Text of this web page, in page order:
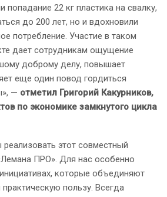
попадание 22 кг пластика на свалку,
до 200 лет, но и вдохновили
потребление. Участие в таком
дает сотрудникам ощущение
доброму делу, повышает
еще один повод гордиться
— отметил Григорий Какурников,
по экономике замкнутого цикла
этот совместный
ПРО». Для нас особенно
которые объединяют
пользу. Всегда